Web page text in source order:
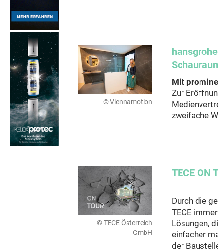
© Viennamotion
hansgrohe
Mit
Zur
zweifache
© TECE Österreich
GmbH
TECE ON
Durch die
TECE
Lösungen,
einfacher
der